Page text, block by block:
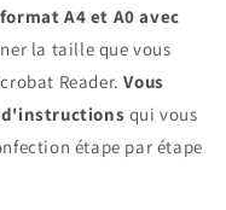
A4 et A0avec
la taille que vous
Reader. Vous
qui vous
étape par étape